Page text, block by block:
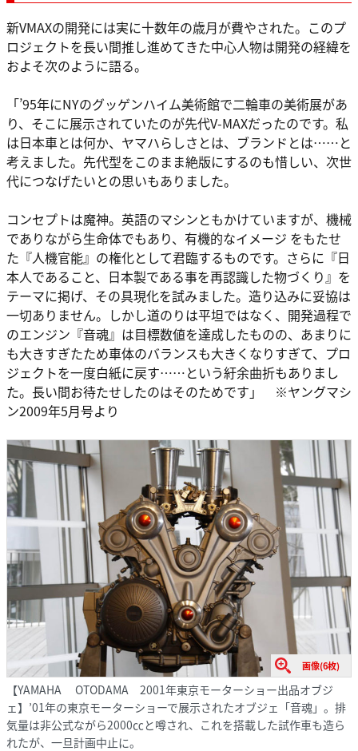
新VMAXの開発には実に十数年の歳月が費やされた。このプ
ロジェクトを長い間推し進めてきた中心人物は開発の経緯を
およそ次のように語る。
「’95年にNYのグッゲンハイム美術館で二輪車の美術展があ
り、そこに展示されていたのが先代V-MAXだったのです。私
は日本車とは何か、ヤマハらしさとは、ブランドとは……と
考えました。先代型をこのまま絶版にするのも惜しい、次世
代につなげたいとの思いもありました。
コンセプトは魔神。英語のマシンともかけていますが、機械
でありながら生命体でもあり、有機的なイメージ をもたせ
た『人機官能』の権化として君臨するものです。さらに『日
本人であること、日本製である事を再認識した物づくり』を
テーマに掲げ、その具現化を試みました。造り込みに妥協は
一切ありません。しかし道のりは平坦ではなく、開発過程で
のエンジン『音魂』は目標数値を達成したものの、あまりに
も大きすぎたため車体のバランスも大きくなりすぎて、プロ
ジェクトを一度白紙に戻す……という紆余曲折もありまし
た。長い間お待たせしたのはそのためです」 ※ヤングマシ
ン2009年5月号より
画像(6枚)
【YAMAHA OTODAMA 2001年東京モーターショー出品オブジ
ェ】’01年の東京モーターショーで展示されたオブジェ「音魂」。排
気量は非公式ながら2000㏄と噂され、これを搭載した試作車も造ら
れたが、一旦計画中止に。